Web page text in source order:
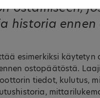
ostamiseen,
historia
esimerkiksi
ostopäätöstä.
tiedot, kulutus,